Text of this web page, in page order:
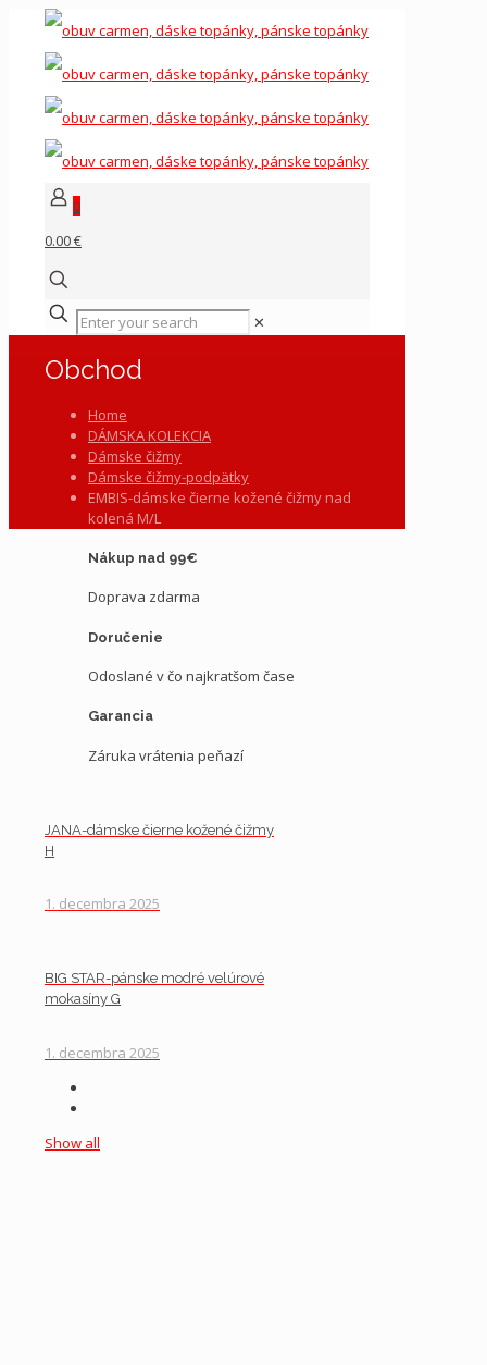
0
0.00 €
✕
Obchod
Home
DÁMSKA KOLEKCIA
Dámske čižmy
Dámske čižmy-podpätky
EMBIS-dámske čierne kožené čižmy nad
kolená M/L
Nákup nad 99€
Doprava zdarma
Doručenie
Odoslané v čo najkratšom čase
Garancia
Záruka vrátenia peňazí
JANA-dámske čierne kožené čižmy
H
1. decembra 2025
BIG STAR-pánske modré velúrové
mokasíny G
1. decembra 2025
Show all